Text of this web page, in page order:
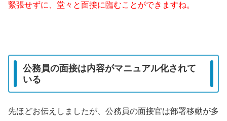
緊張せずに、堂々と面接に臨むことができますね。
公務員の面接は内容がマニュアル化されて
いる
先ほどお伝えしましたが、公務員の面接官は部署移動が多